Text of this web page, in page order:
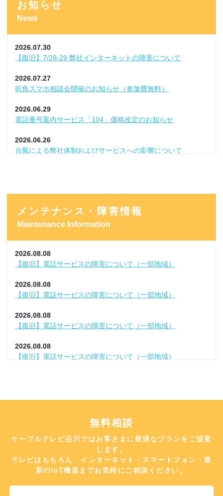
お知らせ
News
2026.07.30
【復旧】7/28-29 弊社インターネットの障害について
2026.07.27
街角スマホ相談会開催のお知らせ（参加費無料）
2026.06.29
電話番号案内サービス「104」価格改定のお知らせ
2026.06.26
台風による弊社体制およびサービスへの影響について
【弊社サービスに影響なし】他社での情報漏洩事案について
「スーパー！ドラマＴＶ ＃海外ドラマ☆エンタメ」放送終了
2026.05.29
2026.05.29
2026.05.18
2026.05.14
【重要】弊社によるご訪問やお電話について
ケーブルプラスSTB-2ファームウェア更新のお知らせ
メンテナンス・障害情報
Maintenance Information
2026.08.08
【復旧】電話サービスの障害について（一部地域）
2026.08.08
【復旧】電話サービスの障害について（一部地域）
2026.08.08
【復旧】電話サービスの障害について（一部地域）
2026.08.08
【復旧】電話サービスの障害について（一部地域）
【復旧】サービスの障害について（一部地域）
2026.08.07
【復旧】電話サービスの障害について（一部地域）
2026.08.04
無料相談
ケーブルテレビ品川ではお客さまに最適なプランをご提案
します。
テレビはもちろん、インターネット・スマートフォン・最
新のIoT機器までお気軽にご相談ください。